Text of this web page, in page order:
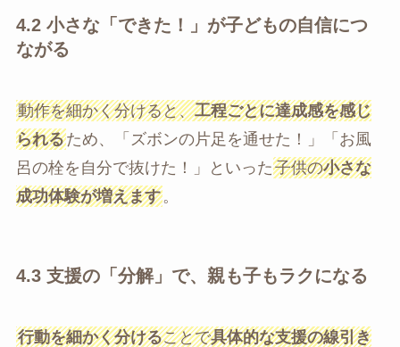
4.2 小さな「できた！」が子どもの自信につ
ながる
動作を細かく分けると、工程ごとに達成感を感じ
られるため、「ズボンの片足を通せた！」「お風
呂の栓を自分で抜けた！」といった子供の小さな
成功体験が増えます。
4.3 支援の「分解」で、親も子もラクになる
行動を細かく分けることで具体的な支援の線引き